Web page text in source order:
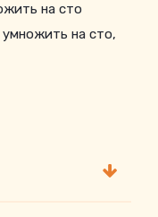
на сто
на сто,